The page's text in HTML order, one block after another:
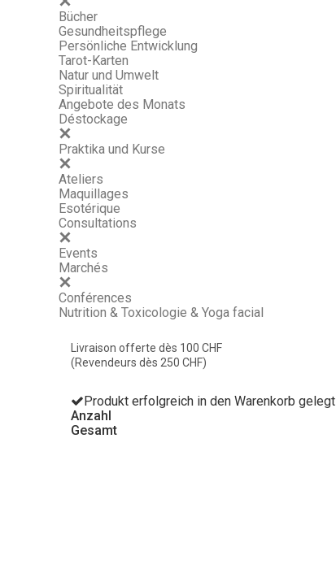
Bücher
Gesundheitspflege
Persönliche Entwicklung
Tarot-Karten
Natur und Umwelt
Spiritualität
Angebote des Monats
Déstockage
Praktika und Kurse
Ateliers
Maquillages
Esotérique
Consultations
Events
Marchés
Conférences
Nutrition & Toxicologie & Yoga facial
Livraison offerte dès 100 CHF
(Revendeurs dès 250 CHF)
Produkt erfolgreich in den Warenkorb gelegt
Anzahl
Gesamt